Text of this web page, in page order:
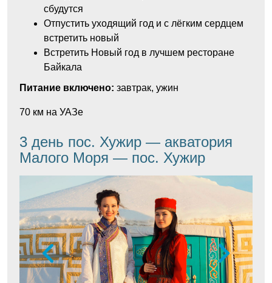
сбудутся
Отпустить уходящий год и с лёгким сердцем
встретить новый
Встретить Новый год в лучшем ресторане
Байкала
Питание включено: завтрак, ужин
70 км на УАЗе
3 день пос. Хужир — акватория
Малого Моря — пос. Хужир